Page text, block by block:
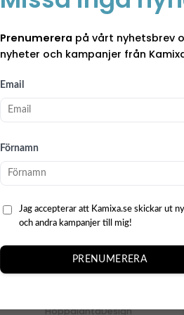
Prenumerera på vårt nyhetsbrev
nyheter och kampanjer från
Email
Förnamn
Jag accepterar att Kamixa.se skickar ut
och andra kampanjer till mig!
PRENUMERERA
299,00kr
HoppalantaDesign